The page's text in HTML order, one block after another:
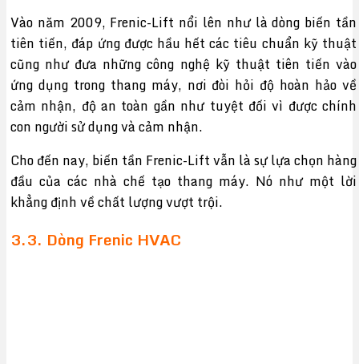
Vào năm 2009, Frenic-Lift nổi lên như là dòng biến tần
tiên tiến, đáp ứng được hầu hết các tiêu chuẩn kỹ thuật
cũng như đưa những công nghệ kỹ thuật tiên tiến vào
ứng dụng trong thang máy, nơi đòi hỏi độ hoàn hảo về
cảm nhận, độ an toàn gần như tuyệt đối vì được chính
con người sử dụng và cảm nhận.
Cho đến nay, biến tần Frenic-Lift vẫn là sự lựa chọn hàng
đầu của các nhà chế tạo thang máy. Nó như một lời
khẳng định về chất lượng vượt trội.
3.3. Dòng Frenic HVAC